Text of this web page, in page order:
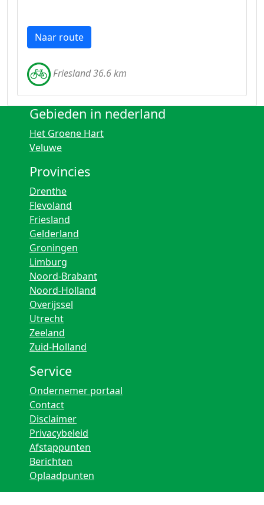
Naar route
Friesland 36.6 km
Gebieden in nederland
Het Groene Hart
Veluwe
Provincies
Drenthe
Flevoland
Friesland
Gelderland
Groningen
Limburg
Noord-Brabant
Noord-Holland
Overijssel
Utrecht
Zeeland
Zuid-Holland
Service
Ondernemer portaal
Contact
Disclaimer
Privacybeleid
Afstappunten
Berichten
Oplaadpunten